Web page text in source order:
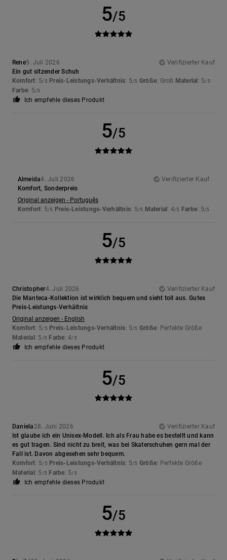
5/5
Rene5. Juli 2026
Verifizierter Kauf
Ein gut sitzender Schuh
Komfort: 5/5 Preis-Leistungs-Verhältnis: 5/5 Größe: Groß Material: 5/5
Farbe: 5/5
Ich empfehle dieses Produkt
5/5
Almeida4. Juli 2026
Verifizierter Kauf
Komfort, Sonderpreis
Original anzeigen - Português
Komfort: 5/5 Preis-Leistungs-Verhältnis: 5/5 Material: 4/5 Farbe: 5/5
5/5
Christopher4. Juli 2026
Verifizierter Kauf
Die Manteca-Kollektion ist wirklich bequem und sieht toll aus. Gutes
Preis-Leistungs-Verhältnis
Original anzeigen - English
Komfort: 5/5 Preis-Leistungs-Verhältnis: 5/5 Größe: Perfekte Größe
Material: 5 /5 Farbe: 4/5
Ich empfehle dieses Produkt
5/5
Daniela 28. Juni 2026
Verifizierter Kauf
Ist glaube ich ein Unisex-Modell. Ich als Frau habe es bestellt und kann
es gut tragen. Sind nicht zu breit, was bei Skaterschuhen gern mal der
Fall ist. Davon abgesehen sehr bequem.
Komfort: 5/5 Preis-Leistungs-Verhältnis: 5/5 Größe: Perfekte Größe
Material: 5 /5 Farbe: 5/5
Ich empfehle dieses Produkt
5/5